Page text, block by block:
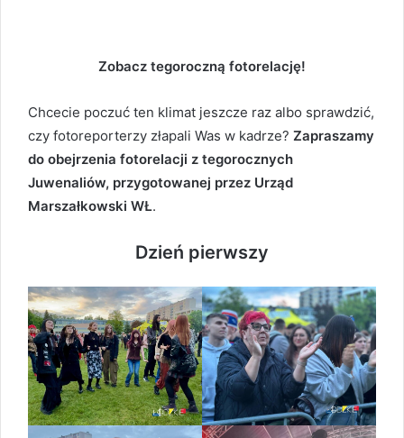
Zobacz tegoroczną fotorelację!
Chcecie poczuć ten klimat jeszcze raz albo sprawdzić,
czy fotoreporterzy złapali Was w kadrze? Zapraszamy
do obejrzenia fotorelacji z tegorocznych
Juwenaliów, przygotowanej przez Urząd
Marszałkowski WŁ.
Dzień pierwszy